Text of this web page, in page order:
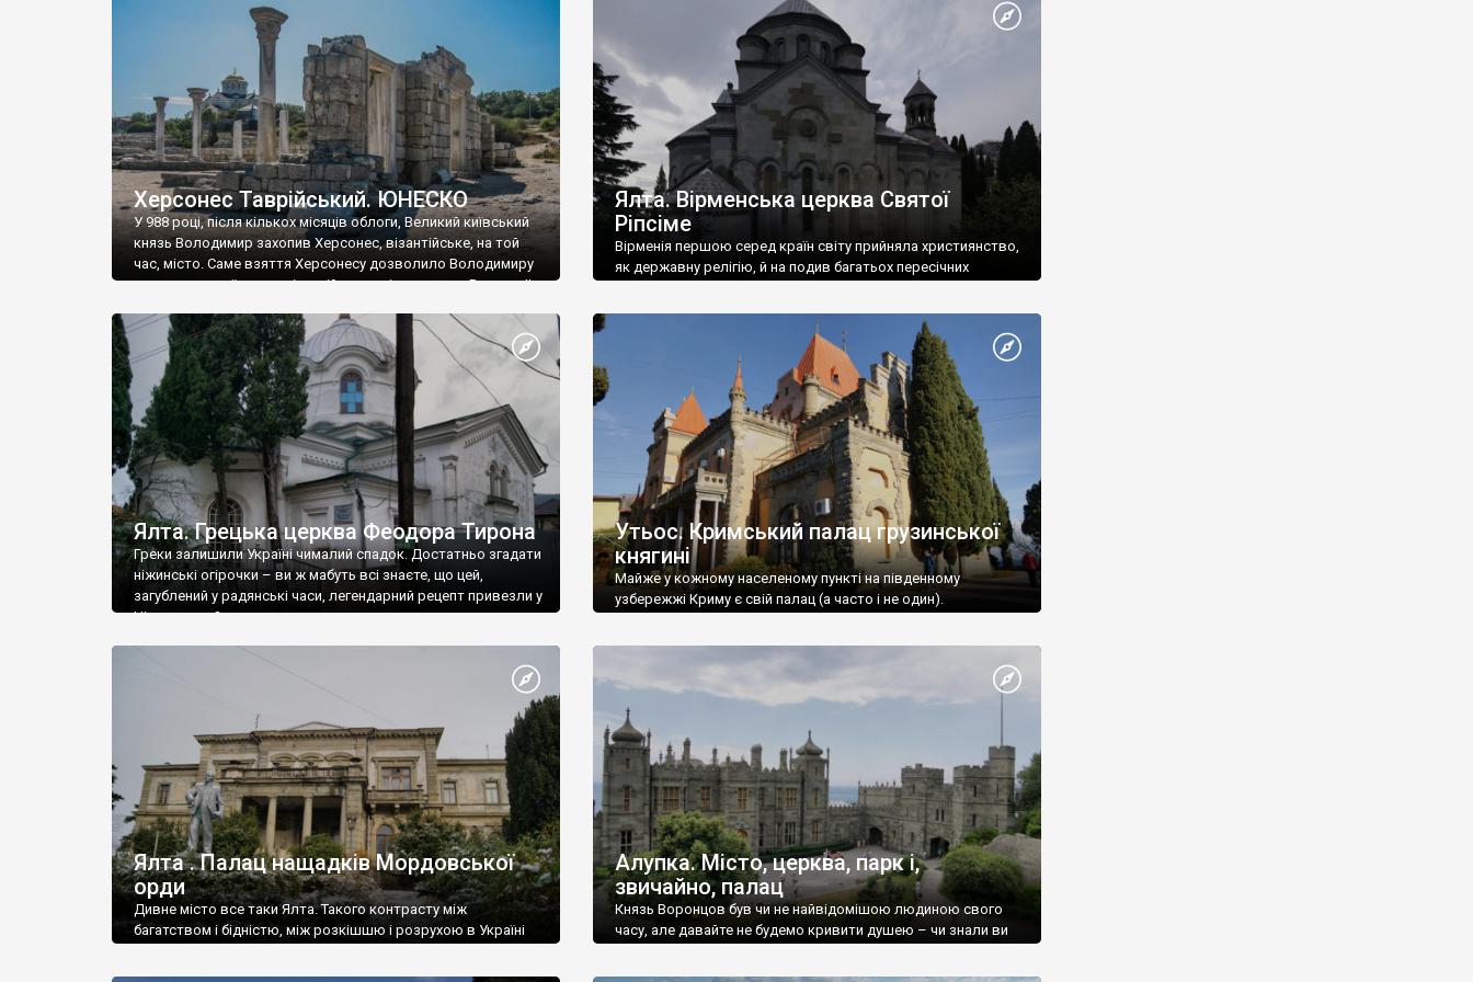
візантійської доби. Раритети викрадені з фондів об’єкту
культурної спадщини ЮНЕСКО «Херсонеса Таврійського».
Офіційно – на виставку «Золото Візантії», але експерти та
влада в Україні вважають це лише […]
називаються «повстяками» (postaki)…” “Вино. Крим
виробляє відмінне вино і його вдосталь: воно все дуже
легке біле і дуже […]
Херсонес Таврійський. ЮНЕСКО
У 988 році, після кількох місяців облоги, Великий київський
князь Володимир захопив Херсонес, візантійське, на той
час, місто. Саме взяття Херсонесу дозволило Володимиру
диктувати свої умови візантійському імператору Василю ІІ,
Херсонесі Володимир-язичник, став Василем-
християнином. А потім було Хрещення Русі. На честь
Херсонесу Таврійського названо місто […]
Ялта. Вірменська церква Святої
Ріпсіме
Вірменія першою серед країн світу прийняла християнство,
як державну релігію, й на подив багатьох пересічних
Ялта. Грецька церква Феодора Тирона
Греки залишили Україні чималий спадок. Достатньо згадати
ніжинські огірочки – ви ж мабуть всі знаєте, що цей,
загублений у радянські часи, легендарний рецепт привезли у
Ніжин греки?
Утьос. Кримський палац грузинської
княгині
Майже у кожному населеному пункті на південному
узбережжі Криму є свій палац (а часто і не один).
Ялта . Палац нащадків Мордовської
орди
Дивне місто все таки Ялта. Такого контрасту між
багатством і бідністю, між розкішшю і розрухою в Україні
Алупка. Місто, церква, парк і,
звичайно, палац
Князь Воронцов був чи не найвідомішою людиною свого
часу, але давайте не будемо кривити душею – чи знали ви